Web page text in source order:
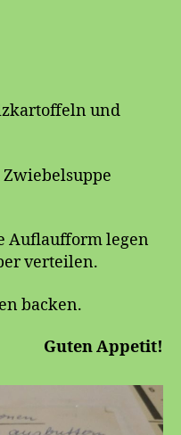
und
Zwiebelsuppe
Auflaufform legen
verteilen.
backen.
Guten Appetit!